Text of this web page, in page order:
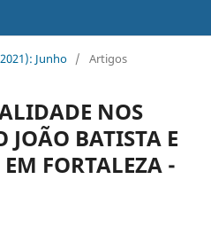
Junho / Artigos
NOS
JOÃO BATISTA E
FORTALEZA -